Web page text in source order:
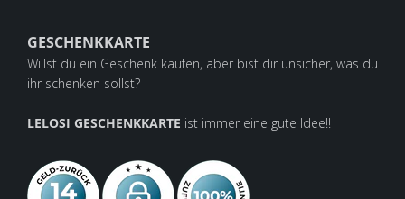
GESCHENKKARTE
Willst du ein Geschenk kaufen, aber bist dir unsicher, was du
ihr schenken sollst?
LELOSI GESCHENKKARTE ist immer eine gute Idee!!